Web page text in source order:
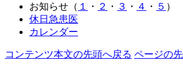
お知らせ（ １ ・ ２ ・ ３ ・ ４ ・ ５ ）
休日急患医
カレンダー
コンテンツ本文の先頭へ戻る ページの